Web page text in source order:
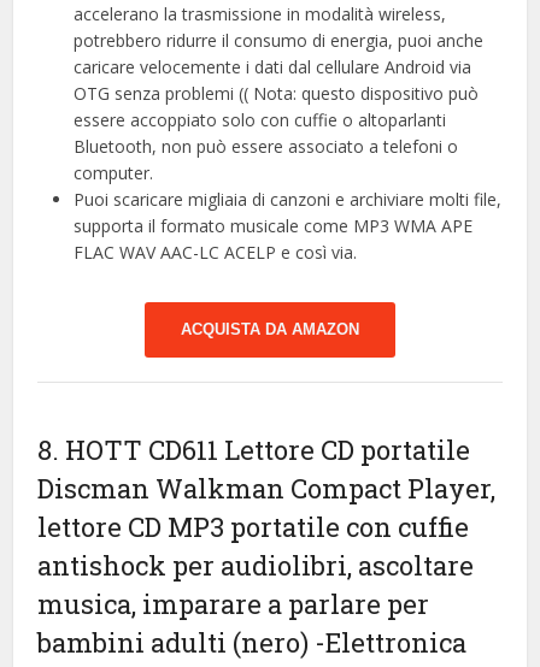
accelerano la trasmissione in modalità wireless,
potrebbero ridurre il consumo di energia, puoi anche
caricare velocemente i dati dal cellulare Android via
OTG senza problemi (( Nota: questo dispositivo può
essere accoppiato solo con cuffie o altoparlanti
Bluetooth, non può essere associato a telefoni o
computer.
Puoi scaricare migliaia di canzoni e archiviare molti file,
supporta il formato musicale come MP3 WMA APE
FLAC WAV AAC-LC ACELP e così via.
ACQUISTA DA AMAZON
8. HOTT CD611 Lettore CD portatile
Discman Walkman Compact Player,
lettore CD MP3 portatile con cuffie
antishock per audiolibri, ascoltare
musica, imparare a parlare per
bambini adulti (nero) -Elettronica